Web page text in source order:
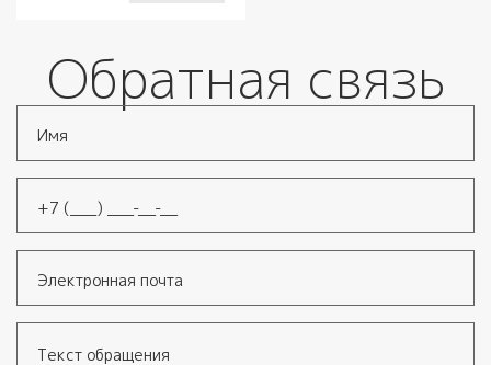
Обратная связь